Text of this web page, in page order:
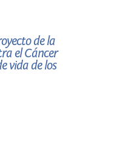
de la
el Cáncer
vida de los